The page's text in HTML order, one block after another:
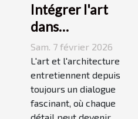
Intégrer l'art
dans
l'architecture :
escaliers
comme moyen
d'expression
Sam. 7 février 2026
L'art et l'architecture
entretiennent depuis
toujours un dialogue
fascinant, où chaque